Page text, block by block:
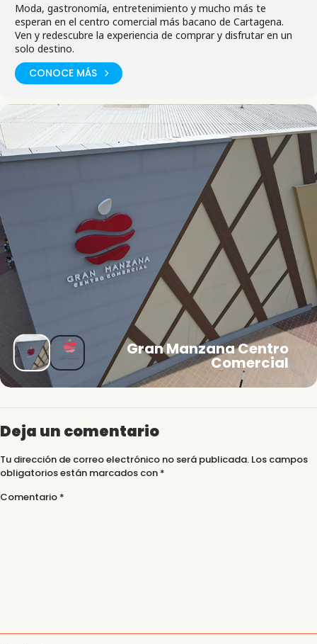
Moda, gastronomía, entretenimiento y mucho más te
esperan en el centro comercial más bacano de Cartagena.
Ven y redescubre la experiencia de comprar y disfrutar en un
solo destino.
CONOCE MÁS
Gran Manzana Centro
Comercial
Deja un comentario
Tu dirección de correo electrónico no será publicada. Los campos
obligatorios están marcados con *
Comentario *